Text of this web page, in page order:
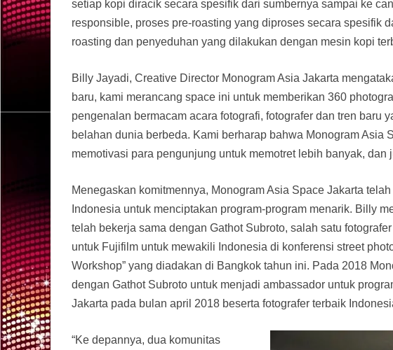
setiap kopi diracik secara spesifik dari sumbernya sampai ke
responsible, proses pre-roasting yang diproses secara spesifik
roasting dan penyeduhan yang dilakukan dengan mesin kopi
Billy Jayadi, Creative Director Monogram Asia Jakarta
baru, kami merancang space ini untuk memberikan 360
pengenalan bermacam acara fotografi, fotografer dan tren baru
belahan dunia berbeda. Kami berharap bahwa Monogram Asia
memotivasi para pengunjung untuk memotret lebih banyak, dan
Menegaskan komitmennya, Monogram Asia Space Jakarta
Indonesia untuk menciptakan program-program menarik. Billy
telah bekerja sama dengan Gathot Subroto, salah satu
untuk Fujifilm untuk mewakili Indonesia di konferensi street
Workshop” yang diadakan di Bangkok tahun ini. Pada 2018
dengan Gathot Subroto untuk menjadi ambassador untuk
Jakarta pada bulan april 2018 beserta fotografer terbaik
“Ke depannya, dua komunitas